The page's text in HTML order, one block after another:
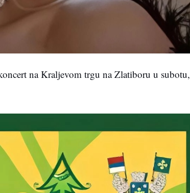
na Kraljevom trgu na Zlatiboru u subotu,